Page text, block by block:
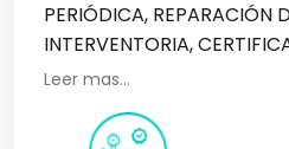
PERIÓDICA, REPARACIÓN
INTERVENTORIA,
NUEVAS Y EXISTENTES.
Leer mas...